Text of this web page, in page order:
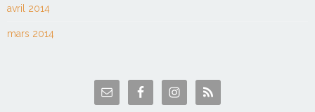
avril 2014
mars 2014